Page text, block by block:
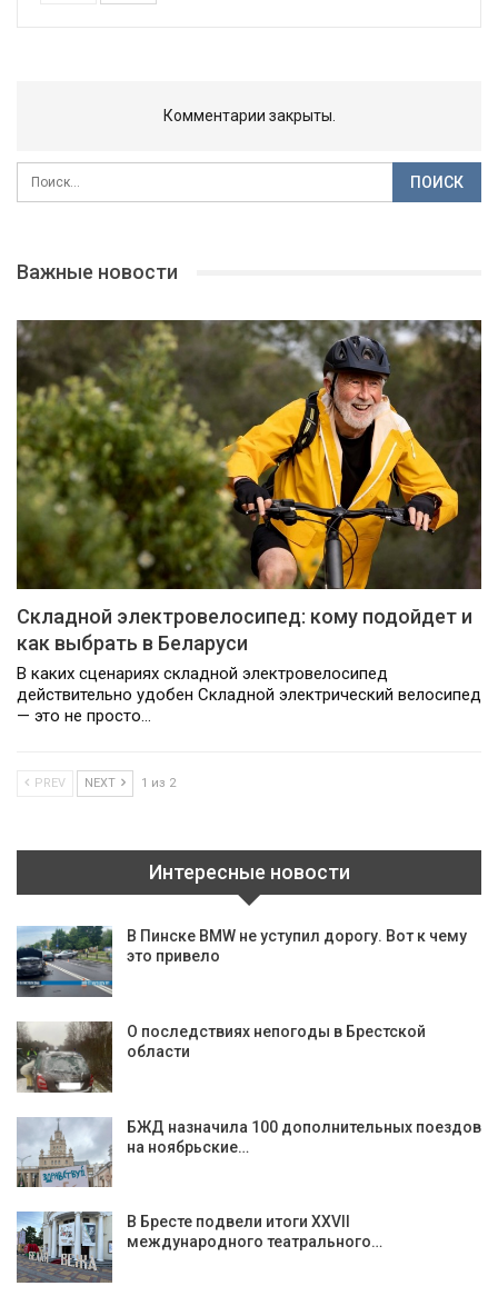
Комментарии закрыты.
Важные новости
Складной электровелосипед: кому подойдет и
как выбрать в Беларуси
В каких сценариях складной электровелосипед
действительно удобен Складной электрический велосипед
— это не просто…
PREV NEXT 1 из 2
Интересные новости
В Пинске BMW не уступил дорогу. Вот к чему
это привело
О последствиях непогоды в Брестской
области
БЖД назначила 100 дополнительных поездов
на ноябрьские…
В Бресте подвели итоги ХХVII
международного театрального…